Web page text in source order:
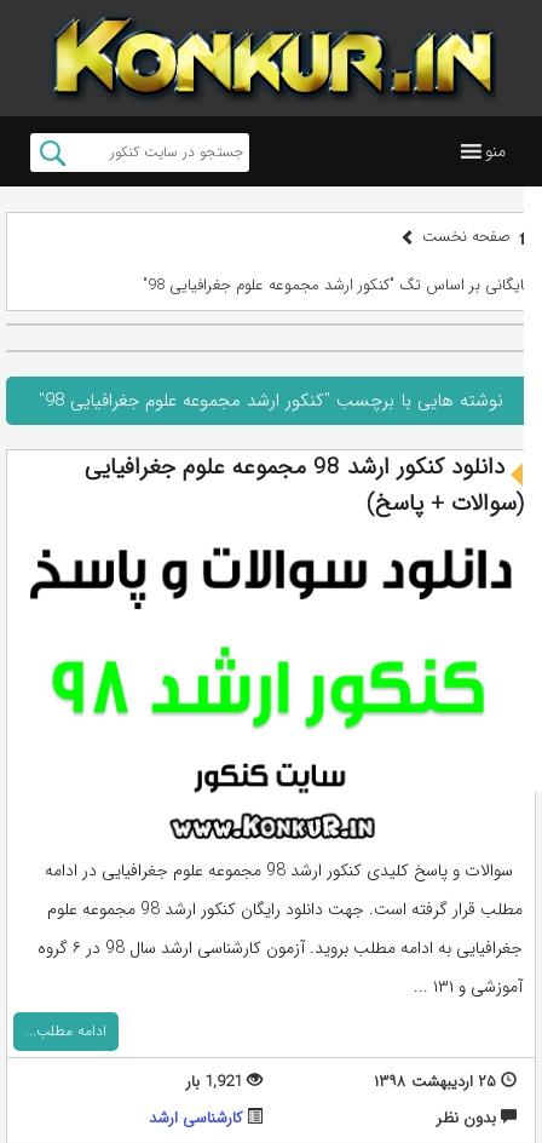
منو
صفحه نخست
بایگانی بر اساس تگ "کنکور ارشد مجموعه علوم جغرافیایی 98"
نوشته هایی با برچسب "کنکور ارشد مجموعه علوم جغرافیایی 98"
دانلود کنکور ارشد 98 مجموعه علوم جغرافیایی
(سوالات + پاسخ)
سوالات و پاسخ کلیدی کنکور ارشد 98 مجموعه علوم جغرافیایی در ادامه
مطلب قرار گرفته است. جهت دانلود رایگان کنکور ارشد 98 مجموعه علوم
جغرافیایی به ادامه مطلب بروید. آزمون کارشناسی ارشد سال 98 در ۶ گروه
آموزشی و ۱۳۱ ...
ادامه مطلب...
۲۵ اردیبهشت ۱۳۹۸
1,921 بار
بدون نظر
کارشناسی ارشد